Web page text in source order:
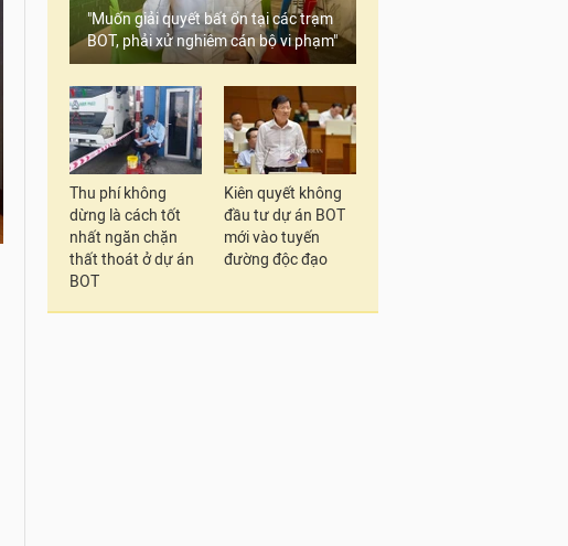
"Muốn giải quyết bất ổn tại các trạm
BOT, phải xử nghiêm cán bộ vi phạm"
Thu phí không
dừng là cách tốt
nhất ngăn chặn
thất thoát ở dự án
BOT
Kiên quyết không
đầu tư dự án BOT
mới vào tuyến
đường độc đạo